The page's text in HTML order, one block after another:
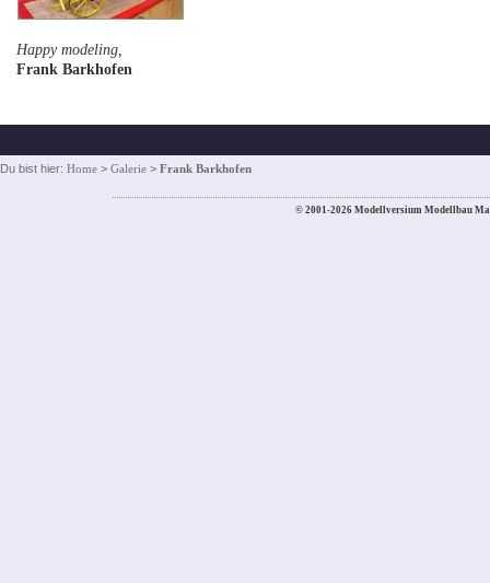
Happy modeling,
Frank Barkhofen
Du bist hier: Home > Galerie > Frank Barkhofen
© 2001-2026 Modellversium Modellbau